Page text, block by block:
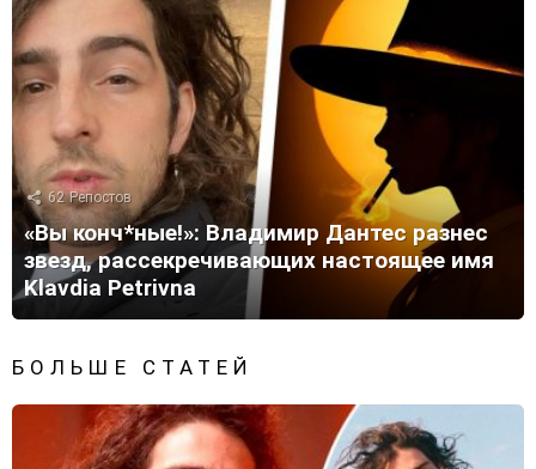
62 Репостов
«Вы конч*ные!»: Владимир Дантес разнес
звезд, рассекречивающих настоящее имя
Klavdia Petrivna
БОЛЬШЕ СТАТЕЙ